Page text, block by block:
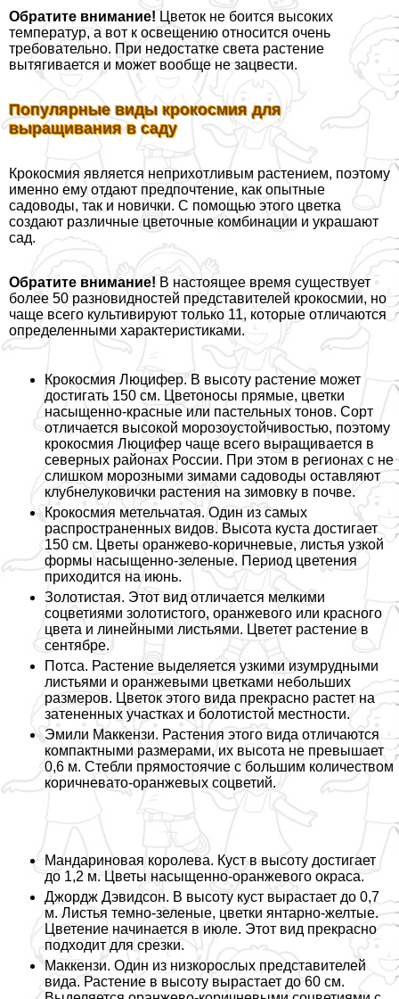
Обратите внимание! Цветок не боится высоких
температур, а вот к освещению относится очень
требовательно. При недостатке света растение
вытягивается и может вообще не зацвести.
Популярные виды крокосмия для
выращивания в саду
Крокосмия является неприхотливым растением, поэтому
именно ему отдают предпочтение, как опытные
садоводы, так и новички. С помощью этого цветка
создают различные цветочные комбинации и украшают
сад.
Обратите внимание! В настоящее время существует
более 50 разновидностей представителей крокосмии, но
чаще всего культивируют только 11, которые отличаются
определенными хаpaктеристиками.
Крокосмия Люцифер. В высоту растение может
достигать 150 см. Цветоносы прямые, цветки
насыщенно-красные или пастельных тонов. Сорт
отличается высокой морозоустойчивостью, поэтому
крокосмия Люцифер чаще всего выращивается в
северных районах России. При этом в регионах с не
слишком морозными зимами садоводы оставляют
клубнелуковички растения на зимовку в почве.
Крокосмия метельчатая. Один из самых
распространенных видов. Высота куста достигает
150 см. Цветы оранжево-коричневые, листья узкой
формы насыщенно-зеленые. Период цветения
приходится на июнь.
Золотистая. Этот вид отличается мелкими
соцветиями золотистого, оранжевого или красного
цвета и линейными листьями. Цветет растение в
сентябре.
Потса. Растение выделяется узкими изумрудными
листьями и оранжевыми цветками небольших
размеров. Цветок этого вида прекрасно растет на
затененных участках и болотистой местности.
Эмили Маккензи. Растения этого вида отличаются
компактными размерами, их высота не превышает
0,6 м. Стeбли прямостоячие с большим количеством
коричневато-оранжевых соцветий.
Maндариновая королева. Куст в высоту достигает
до 1,2 м. Цветы насыщенно-оранжевого окраса.
Джордж Дэвидсон. В высоту куст вырастает до 0,7
м. Листья темно-зеленые, цветки янтарно-желтые.
Цветение начинается в июле. Этот вид прекрасно
подходит для срезки.
Маккензи. Один из низкорослых представителей
вида. Растение в высоту вырастает до 60 см.